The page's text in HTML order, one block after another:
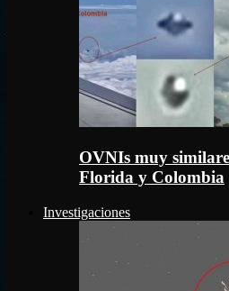
OVNIs muy
Florida y Colombia
Investigaciones